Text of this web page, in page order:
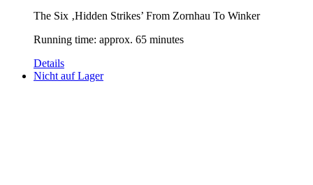
The Six ‚Hidden Strikes’ From Zornhau To Winker
Running time: approx. 65 minutes
Details
Nicht auf Lager